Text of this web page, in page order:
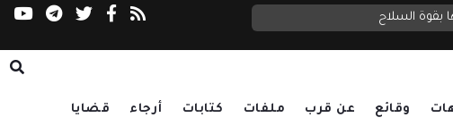
بقوة السلاح
وقائع عن قرب ملفات كتابات أرجاء قضايا